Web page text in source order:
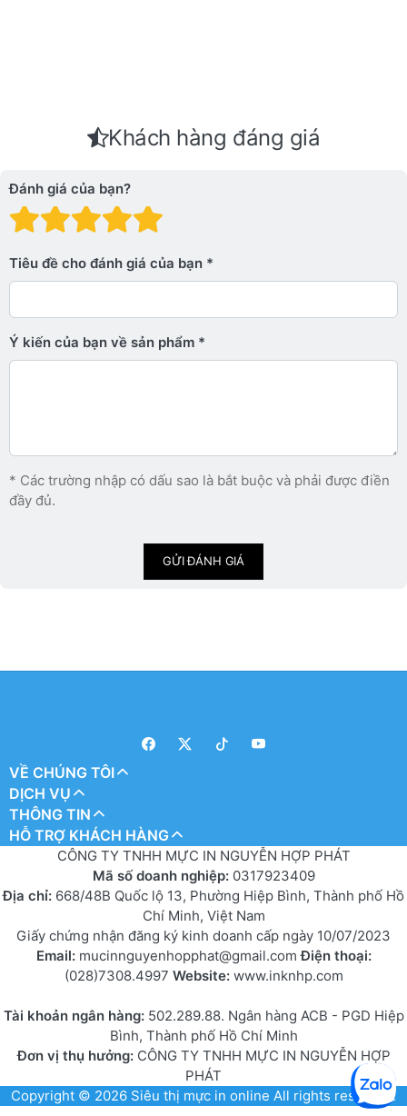
Khách hàng đáng giá
Đánh giá của bạn?
Đánh giá: 4 trên 5
Đánh giá: 3 trên 5 sao.
Đánh giá: 2 trên 5 sao.
Đánh giá: 1 trên 5 sao. Xấu
Tiêu đề cho đánh giá của bạn
Ý kiến ​​của bạn về sản phẩm
* Các trường nhập có dấu sao là bắt buộc và phải được điền
đầy đủ.
GỬI ĐÁNH GIÁ
VỀ CHÚNG TÔI
DỊCH VỤ
THÔNG TIN
HỖ TRỢ KHÁCH HÀNG
CÔNG TY TNHH MỰC IN NGUYỄN HỢP PHÁT
Mã số doanh nghiệp: 0317923409
Địa chỉ: 668/48B Quốc lộ 13, Phường Hiệp Bình, Thành phố Hồ
Chí Minh, Việt Nam
Giấy chứng nhận đăng ký kinh doanh cấp ngày 10/07/2023
Email: mucinnguyenhopphat@gmail.comĐiện thoại:
(028)7308.4997 Website: www.inknhp.com
Tài khoản ngân hàng: 502.289.88. Ngân hàng ACB - PGD Hiệp
Bình, Thành phố Hồ Chí Minh
Đơn vị thụ hưởng:CÔNG TY TNHH MỰC IN NGUYỄN HỢP
PHÁT
Copyright © 2026 Siêu thị mực in online All rights reserved.